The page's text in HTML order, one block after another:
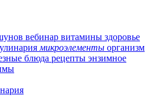
вебинар витамины здоровье
микроэлементы организм
блюда рецепты энзимное